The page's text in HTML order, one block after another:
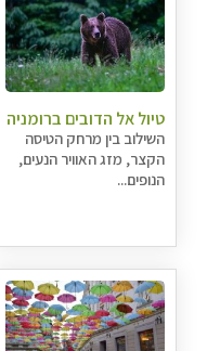
טיול אל הדובים ברומניה
השילוב בין מרחק הטיסה
הקצר, מזג האוויר הנעים,
הנופים...